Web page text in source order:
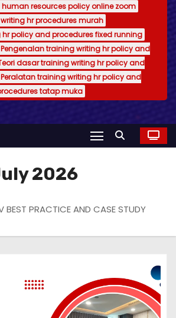
resources policy online zoom
hr procedures murah
policy and procedures fixed running
training writing hr policy and
dasar training writing hr policy and
training writing hr policy and
tatap muka
2026
BEST PRACTICE AND CASE STUDY